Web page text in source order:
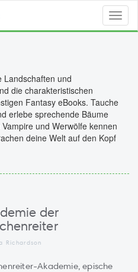
Landschaften und
die charakteristischen
Fantasy eBooks. Tauche
erlebe sprechende Bäume
und Werwölfe kennen
deine Welt auf den Kopf
der
Richardson
Akademie, epische